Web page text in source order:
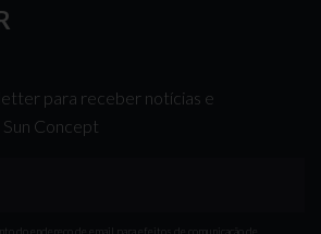
para receber notícias e
Concept
do endereço de email para efeitos de comunicação de